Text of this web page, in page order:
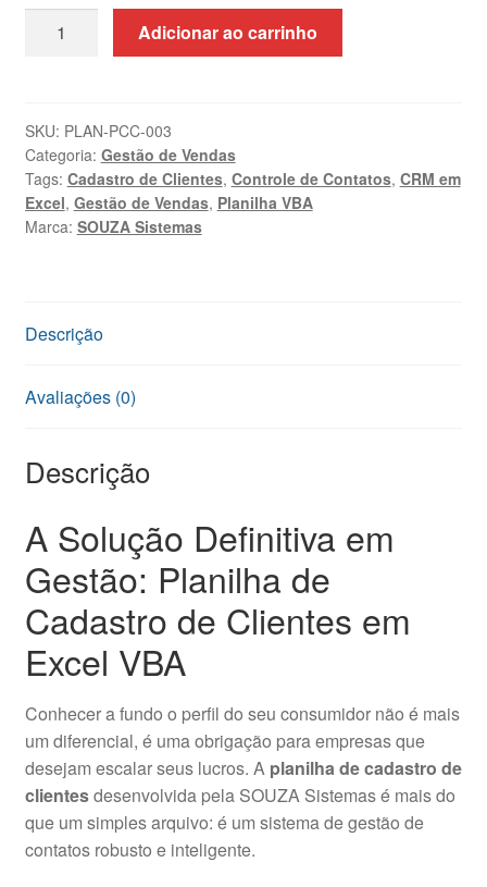
Clientes
em
Excel
VBA
|
Adicionar ao carrinho
SKU: PLAN-PCC-003
Categoria: Gestão de Vendas
Tags: Cadastro de Clientes, Controle de Contatos, CRM em
Excel, Gestão de Vendas, Planilha VBA
Marca: SOUZA Sistemas
Descrição
Avaliações (0)
Descrição
A Solução Definitiva em
Gestão: Planilha de
Cadastro de Clientes em
Excel VBA
Conhecer a fundo o perfil do seu consumidor não é mais
um diferencial, é uma obrigação para empresas que
desejam escalar seus lucros. A planilha de cadastro de
clientesdesenvolvida pela SOUZA Sistemas é mais do
que um simples arquivo: é um sistema de gestão de
contatos robusto e inteligente.